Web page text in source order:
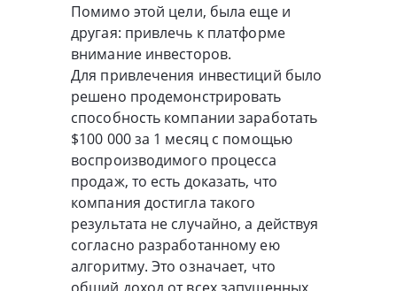
Помимо этой цели, была еще и
другая: привлечь к платформе
внимание инвесторов.
Для привлечения инвестиций было
решено продемонстрировать
способность компании заработать
$100 000 за 1 месяц с помощью
воспроизводимого процесса
продаж, то есть доказать, что
компания достигла такого
результата не случайно, а действуя
согласно разработанному ею
алгоритму. Это означает, что
общий доход от всех запущенных